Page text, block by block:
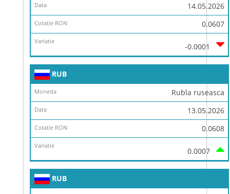
14.05.2026
0.0607
-0.0001
RUB
Rubla ruseasca
13.05.2026
0.0608
0.0007
RUB